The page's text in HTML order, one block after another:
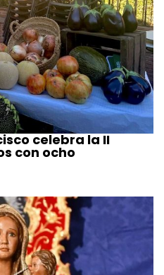
celebra la II
con ocho